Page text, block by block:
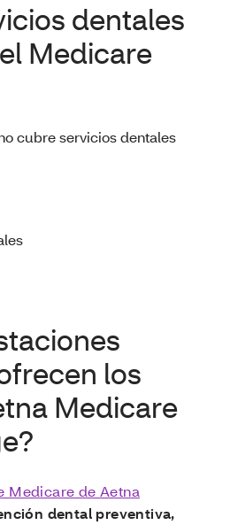
dentales
Medicare
cubre servicios dentales
los
Medicare
Medicare de Aetna
dental preventiva,